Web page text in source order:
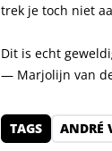
trek je toch niet
Dit is echt
— Marjolijn van
TAGS ANDRÉ